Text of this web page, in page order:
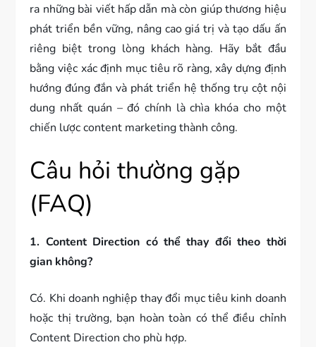
ra những bài viết hấp dẫn mà còn giúp thương hiệu
phát triển bền vững, nâng cao giá trị và tạo dấu ấn
riêng biệt trong lòng khách hàng. Hãy bắt đầu
bằng việc xác định mục tiêu rõ ràng, xây dựng định
hướng đúng đắn và phát triển hệ thống trụ cột nội
dung nhất quán – đó chính là chìa khóa cho một
chiến lược content marketing thành công.
Câu hỏi thường gặp
(FAQ)
1. Content Direction có thể thay đổi theo thời
gian không?
Có. Khi doanh nghiệp thay đổi mục tiêu kinh doanh
hoặc thị trường, bạn hoàn toàn có thể điều chỉnh
Content Direction cho phù hợp.